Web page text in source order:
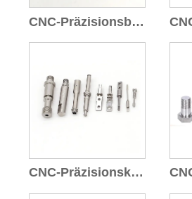
CNC-Präzisionsbearbeitung
CNC-Präzisionskomponenten